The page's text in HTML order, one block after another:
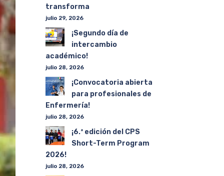
transforma
julio 29, 2026
¡Segundo día de
intercambio
académico!
julio 28, 2026
¡Convocatoria abierta
para profesionales de
Enfermería!
julio 28, 2026
¡6.ª edición del CPS
Short-Term Program
2026!
julio 28, 2026